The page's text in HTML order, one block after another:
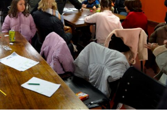
las calles intervenidas.
que la ampliación del sistema
aporte importante para la
ya que permite disminuir la
y contribuye a
agua subterránea, además de